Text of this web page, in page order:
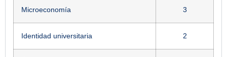
Microeconomía 3
Identidad universitaria 2